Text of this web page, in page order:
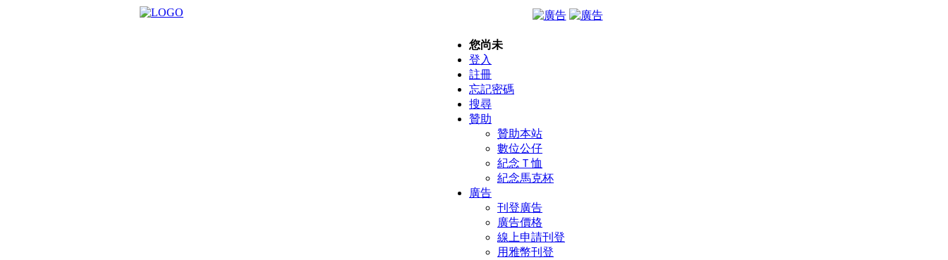
您尚未
登入
註冊
忘記密碼
搜尋
贊助
贊助本站
數位公仔
紀念Ｔ恤
紀念馬克杯
廣告
刊登廣告
廣告價格
線上申請刊登
用雅幣刊登